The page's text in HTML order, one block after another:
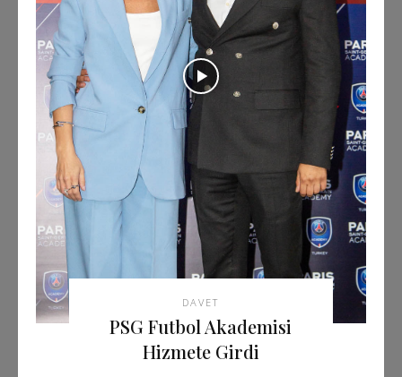
DAVET
PSG Futbol Akademisi
Hizmete Girdi